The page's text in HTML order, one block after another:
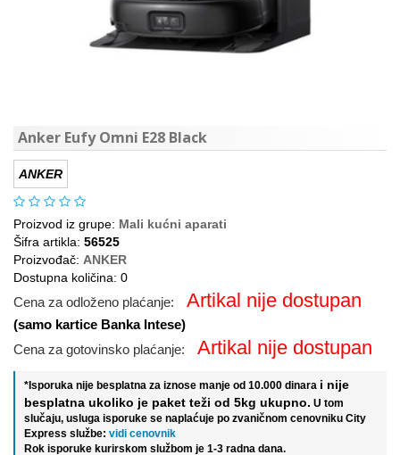
Anker Eufy Omni E28 Black
ANKER
Proizvod iz grupe: Mali kućni aparati
Šifra artikla: 56525
Proizvođač: ANKER
Dostupna količina: 0
Cena za odloženo plaćanje: Artikal nije dostupan
(samo kartice Banka Intese)
Cena za gotovinsko plaćanje:
Artikal nije dostupan
*Isporuka nije besplatna za iznose manje od 10.000 dinara i nije
besplatna ukoliko je paket teži od 5kg ukupno. U tom
slučaju, usluga isporuke se naplaćuje po zvaničnom cenovniku City
Express službe: vidi cenovnik
Rok isporuke kurirskom službom je 1-3 radna dana.